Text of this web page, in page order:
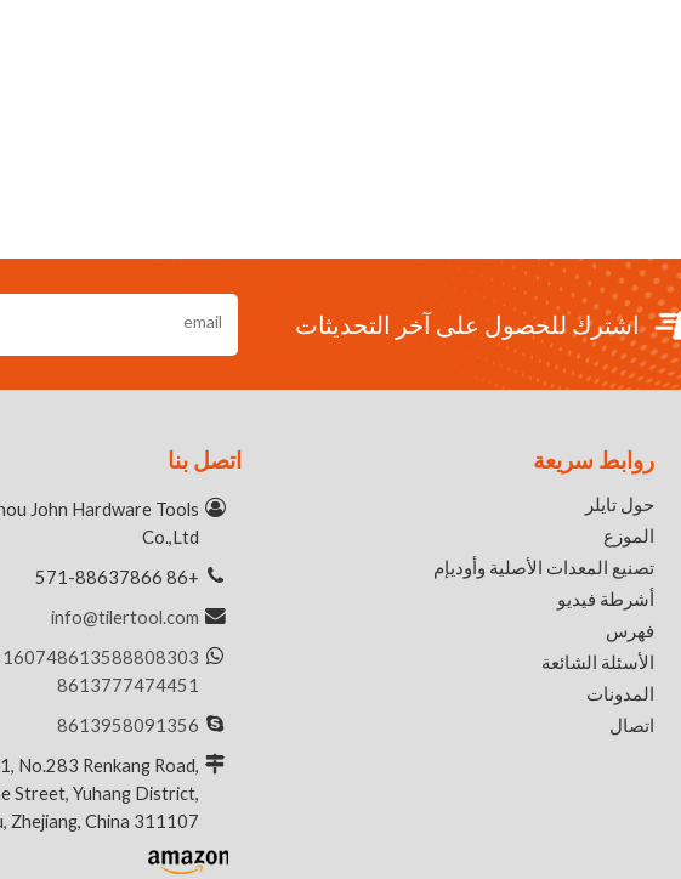
اشترك للحصول على آخر التحديثات
روابط سريعة
حول تايلر
الموزع
تصنيع المعدات الأصلية وأوديإم
أشرطة فيديو
فهرس
الأسئلة الشائعة
المدونات
اتصال
اتصل بنا
John Hardware Tools
Co.,Ltd
+86 571-88637866
info@tilertool.com
8613588808303
8613777474451
8613958091356
No.283 Renkang Road,
Street, Yuhang District,
Zhejiang, China 311107